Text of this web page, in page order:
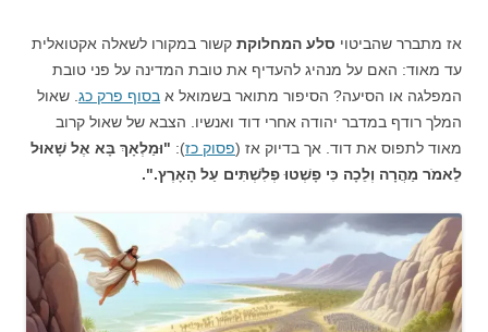
אז מתברר שהביטוי סלע המחלוקת קשור במקורו לשאלה אקטואלית
עד מאוד: האם על מנהיג להעדיף את טובת המדינה על פני טובת
המפלגה או הסיעה? הסיפור מתואר בשמואל א בסוף פרק כג . שאול
המלך רודף במדבר יהודה אחרי דוד ואנשיו. הצבא של שאול קרוב
מאוד לתפוס את דוד. אך בדיוק אז (פסוק כז): "וּמַלְאָךְ בָּא אֶל שָׁאוּל
לֵאמֹר מַהֲרָה וְלֵכָה כִּי פָשְׁטוּ פְלִשְׁתִּים עַל הָאָרֶץ.".